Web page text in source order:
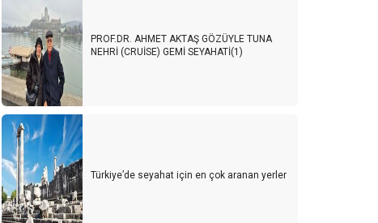
PROF.DR. AHMET AKTAŞ GÖZÜYLE TUNA
NEHRİ (CRUİSE) GEMİ SEYAHATİ(1)
Türkiye’de seyahat için en çok aranan yerler